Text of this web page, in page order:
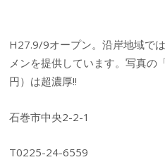
H27.9/9オープン。沿岸地域で
メンを提供しています。写真の
円）は超濃厚!!
石巻市中央2-2-1
T0225-24-6559